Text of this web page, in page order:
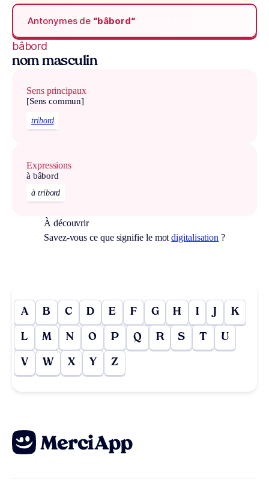
Antonymes de “bâbord“
bâbord
nom masculin
Sens principaux
[Sens commun]
tribord
Expressions
à bâbord
à tribord
À découvrir
Savez-vous ce que signifie le motdigitalisation ?
A B C D E F G H I J K
L M N O P Q R S T U
V W X Y Z